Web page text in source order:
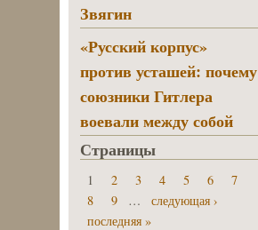
Звягин
«Русский корпус»
против усташей: почему
союзники Гитлера
воевали между собой
Страницы
1 2 3 4 5 6
7
8
9 …
следующая ›
последняя »